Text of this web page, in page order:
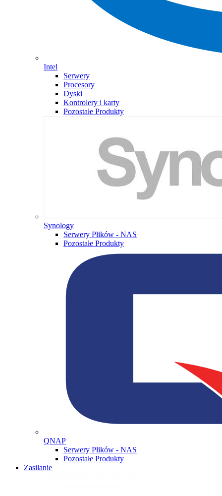
Intel
Serwery
Procesory
Dyski
Kontrolery i karty
Pozostałe Produkty
Synology
Serwery Plików - NAS
Pozostałe Produkty
QNAP
Serwery Plików - NAS
Pozostałe Produkty
Zasilanie